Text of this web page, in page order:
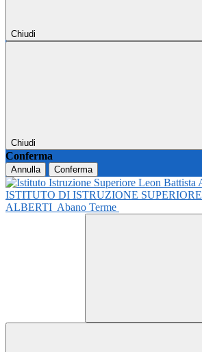
Chiudi
Chiudi
Conferma
Annulla Conferma
ISTITUTO DI ISTRUZIONE SUPERIORE
ALBERTI Abano Terme